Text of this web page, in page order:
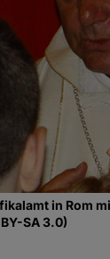
in Rom
SA 3.0)